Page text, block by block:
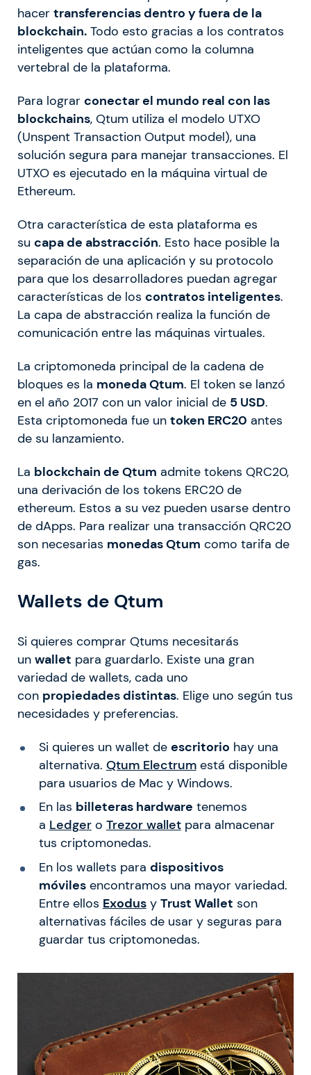
hacer transferencias dentro y fuera de la
blockchain. Todo esto gracias a los contratos
inteligentes que actúan como la columna
vertebral de la plataforma.
Para lograr conectar el mundo real con las
blockchains, Qtum utiliza el modelo UTXO
(Unspent Transaction Output model), una
solución segura para manejar transacciones. El
UTXO es ejecutado en la máquina virtual de
Ethereum.
Otra característica de esta plataforma es
su capa de abstracción. Esto hace posible la
separación de una aplicación y su protocolo
para que los desarrolladores puedan agregar
características de los contratos inteligentes.
La capa de abstracción realiza la función de
comunicación entre las máquinas virtuales.
La criptomoneda principal de la cadena de
bloques es la moneda Qtum. El token se lanzó
en el año 2017 con un valor inicial de 5 USD.
Esta criptomoneda fue un token ERC20 antes
de su lanzamiento.
La blockchain de Qtum admite tokens QRC20,
una derivación de los tokens ERC20 de
ethereum. Estos a su vez pueden usarse dentro
de dApps. Para realizar una transacción QRC20
son necesarias monedas Qtum como tarifa de
gas.
Wallets de Qtum
Si quieres comprar Qtums necesitarás
un wallet para guardarlo. Existe una gran
variedad de wallets, cada uno
con propiedades distintas. Elige uno según tus
necesidades y preferencias.
Si quieres un wallet de escritorio hay una
alternativa. Qtum Electrumestá disponible
para usuarios de Mac y Windows.
En las billeteras hardware tenemos
a Ledgero Trezor walletpara almacenar
tus criptomonedas.
En los wallets para dispositivos
móvilesencontramos una mayor variedad.
Entre ellos Exodusy Trust Wallet son
alternativas fáciles de usar y seguras para
guardar tus criptomonedas.